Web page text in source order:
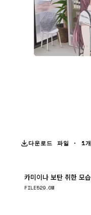
다운로드 파일 · 1개
FILE529.0M